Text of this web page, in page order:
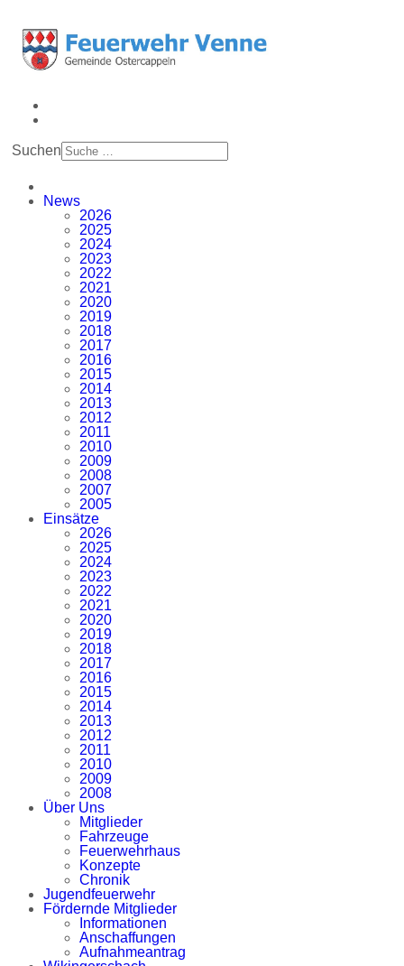
Suchen
News
2026
2025
2024
2023
2022
2021
2020
2019
2018
2017
2016
2015
2014
2013
2012
2011
2010
2009
2008
2007
2005
Einsätze
2026
2025
2024
2023
2022
2021
2020
2019
2018
2017
2016
2015
2014
2013
2012
2011
2010
2009
2008
Über Uns
Mitglieder
Fahrzeuge
Feuerwehrhaus
Konzepte
Chronik
Jugendfeuerwehr
Fördernde Mitglieder
Informationen
Anschaffungen
Aufnahmeantrag